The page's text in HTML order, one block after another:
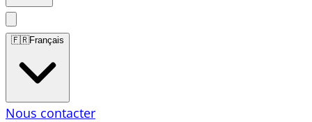
🇫🇷Français
Nous contacter